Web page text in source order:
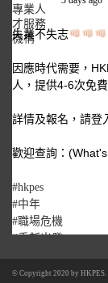
失業不失志
因應時代需要，
人，提供4-6次免
詳情及報名，請登
歡迎查詢：
#hkpes
#中年
#職場危機
#重新出發
© Copyright 2020 by HKPES